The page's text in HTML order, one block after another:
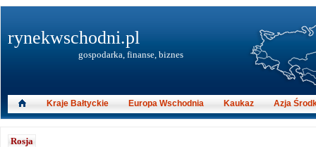
Rosja
rynekwschodni.pl
gospodarka, finanse, biznes
Kraje Bałtyckie Europa Wschodnia Kaukaz Azja